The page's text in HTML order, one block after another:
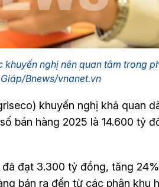
khuyến nghị nên quan tâm trong
Bnews/vnanet.vn
khuyến nghị khả quan
bán hàng 2025 là 14.600 tỷ
đạt 3.300 tỷ đồng, tăng
bán ra đến từ các phân khu